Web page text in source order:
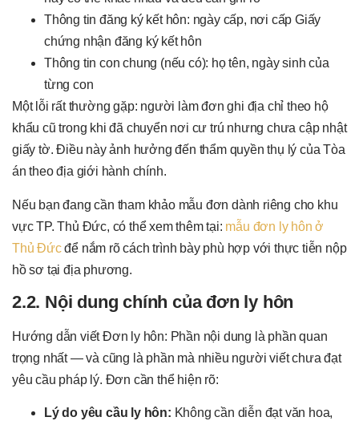
Thông tin đăng ký kết hôn: ngày cấp, nơi cấp Giấy
chứng nhận đăng ký kết hôn
Thông tin con chung (nếu có): họ tên, ngày sinh của
từng con
Một lỗi rất thường gặp: người làm đơn ghi địa chỉ theo hộ
khẩu cũ trong khi đã chuyển nơi cư trú nhưng chưa cập nhật
giấy tờ. Điều này ảnh hưởng đến thẩm quyền thụ lý của Tòa
án theo địa giới hành chính.
Nếu bạn đang cần tham khảo mẫu đơn dành riêng cho khu
vực TP. Thủ Đức, có thể xem thêm tại: mẫu đơn ly hôn ở
Thủ Đứcđể nắm rõ cách trình bày phù hợp với thực tiễn nộp
hồ sơ tại địa phương.
2.2. Nội dung chính của đơn ly hôn
Hướng dẫn viết Đơn ly hôn: Phần nội dung là phần quan
trọng nhất — và cũng là phần mà nhiều người viết chưa đạt
yêu cầu pháp lý. Đơn cần thể hiện rõ:
Lý do yêu cầu ly hôn: Không cần diễn đạt văn hoa,